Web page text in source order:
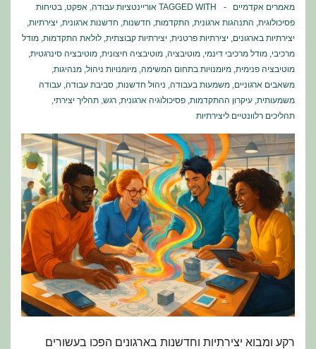
מאמרים אקדמיים
TAGGED WITH אוריינטציות עבודה, אפקט, בטיחות
פסיכולוגית, התנהגות ארגונית, התקדמות, חדשנות, חדשנות ארגונית, יצירתיות,
יצירתיות בארגונים, יצירתיות פרטנית, יצירתיות קבוצתית, לולאת התקדמות, מודל
מרכיבי, מודל מרכיבי דינמי, מוטיבציה, מוטיבציה חיצונית, מוטיבציה סינרגטית,
מוטיבציה פנימית, מיומנויות בתחום המשימה, מיומנויות ניהול, מנהיגות,
משאבים ארגוניים, משמעות בעבודה, ניהול חדשנות, סביבת עבודה, עבודה
משמעותית, עיקרון ההתקדמות, פסיכולוגיה ארגונית, רגש, תהליך יצירתי,
תהליכים רלוונטיים ליצירתיות
רקע ומבוא יצירתיות וחדשנות בארגונים הפכו בעשורים